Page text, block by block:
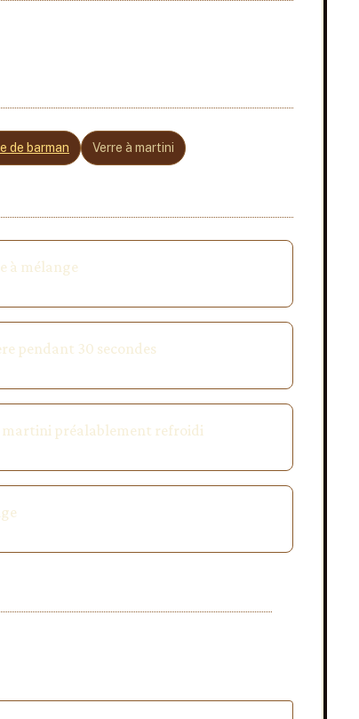
de barman Verre à martini
à mélange
pendant 30 secondes
martini préalablement refroidi